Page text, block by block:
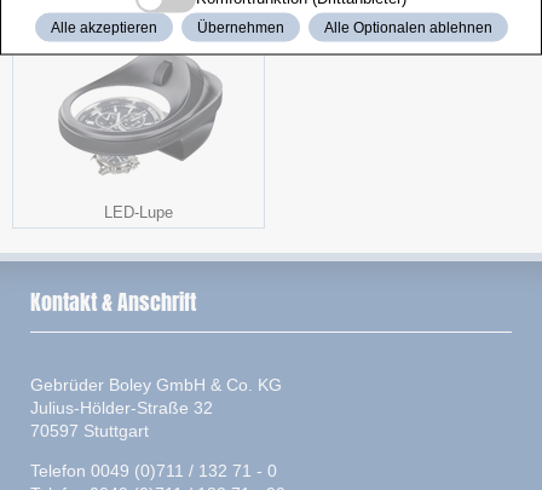
LED-Lupe
Alle akzeptieren Übernehmen Alle Optionalen ablehnen
Kontakt & Anschrift
Gebrüder Boley GmbH & Co. KG
Julius-Hölder-Straße 32
70597 Stuttgart
Telefon 0049 (0)711 / 132 71 - 0